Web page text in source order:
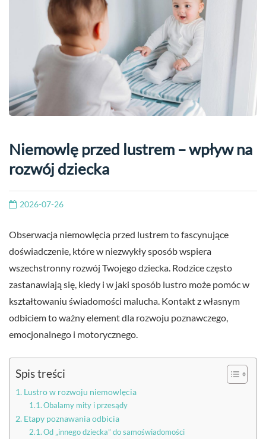
Niemowlę przed lustrem – wpływ na
rozwój dziecka
2026-07-26
Obserwacja niemowlęcia przed lustrem to fascynujące
doświadczenie, które w niezwykły sposób wspiera
wszechstronny rozwój Twojego dziecka. Rodzice często
zastanawiają się, kiedy i w jaki sposób lustro może pomóc w
kształtowaniu świadomości malucha. Kontakt z własnym
odbiciem to ważny element dla rozwoju poznawczego,
emocjonalnego i motorycznego.
Spis treści
Lustro w rozwoju niemowlęcia
Obalamy mity i przesądy
Etapy poznawania odbicia
Od „innego dziecka” do samoświadomości